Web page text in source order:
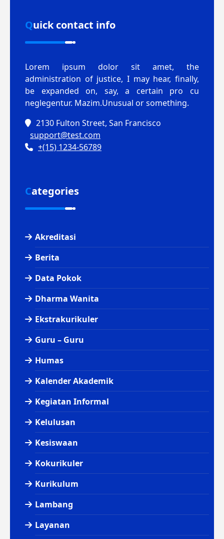
Quick contact info
Lorem ipsum dolor sit amet, the
administration of justice, I may hear, finally,
be expanded on, say, a certain pro cu
neglegentur. Mazim.Unusual or something.
2130 Fulton Street, San Francisco
support@test.com
+(15) 1234-56789
Categories
Akreditasi
Berita
Data Pokok
Dharma Wanita
Ekstrakurikuler
Guru – Guru
Humas
Kalender Akademik
Kegiatan Informal
Kelulusan
Kesiswaan
Kokurikuler
Kurikulum
Lambang
Layanan